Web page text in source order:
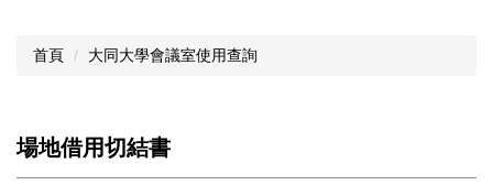
首頁 大同大學會議室使用查詢
場地借用切結書